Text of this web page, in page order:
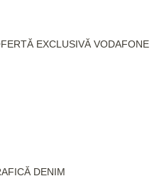
EXCLUSIVĂ VODAFONE
DENIM